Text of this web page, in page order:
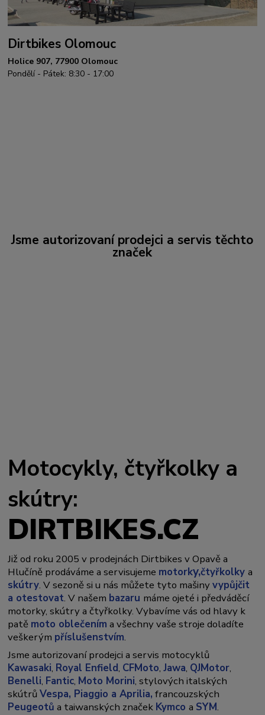
Dirtbikes Olomouc
Holice 907, 77900 Olomouc
Pondělí - Pátek: 8:30 - 17:00
Jsme autorizovaní prodejci a servis těchto
značek
Motocykly, čtyřkolky a
skútry:
DIRTBIKES.CZ
Již od roku 2005 v prodejnách Dirtbikes v Opavě a
Hlučíně prodáváme a servisujeme motorky,čtyřkolkya
skútry. V sezoně si u nás můžete tyto mašinyvypůjčit
a otestovat. V našem bazaru máme ojeté i předváděcí
motorky, skútry a čtyřkolky. Vybavíme vás od hlavy k
patě moto oblečením a všechny vaše stroje doladíte
veškerým příslušenstvím.
Jsme autorizovaní prodejci a servis motocyklů
Kawasaki, Royal Enfield, CFMoto,Jawa, QJMotor,
Benelli, Fantic, Moto Morini, stylových italských
skútrůVespa, Piaggio a Aprilia, francouzských
Peugeotů a taiwanských značek Kymcoa SYM.